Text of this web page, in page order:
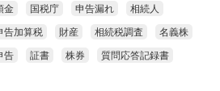
金
国税庁 申告漏れ
相続人
告加算税
財産 相続税調査
名義株
告
証書 株券 質問応答記録書